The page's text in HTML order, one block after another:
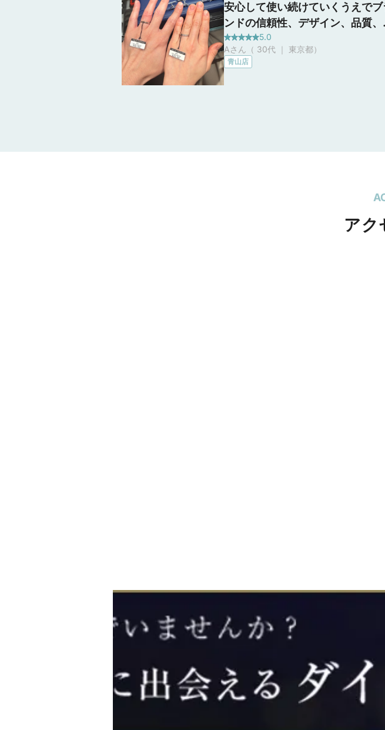
安心して使い続けていくうえでブ
ンドの信頼性、デザイン、品質、
フターサービス等を重視したいと
思っていました。指輪を見ていく
で外資系のエクセルコダイヤモン
ができ、特徴も教えて頂き感動
は嫌な顔せず自分に合うデザイ
5.0
Aさん（ 30代 ｜ 東京都）
青山店
アク